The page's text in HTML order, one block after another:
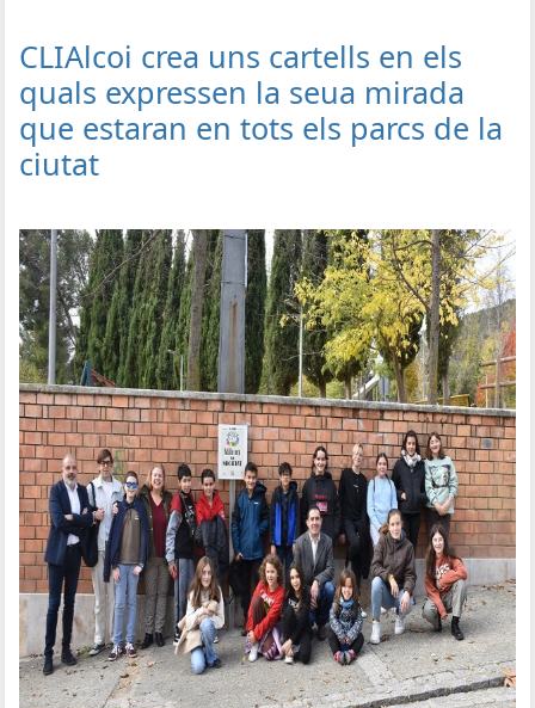
CLIAlcoi crea uns cartells en els
quals expressen la seua mirada
que estaran en tots els parcs de la
ciutat